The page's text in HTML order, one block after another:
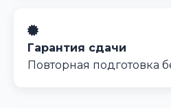
Гарантия сдачи
Повторная подготовка